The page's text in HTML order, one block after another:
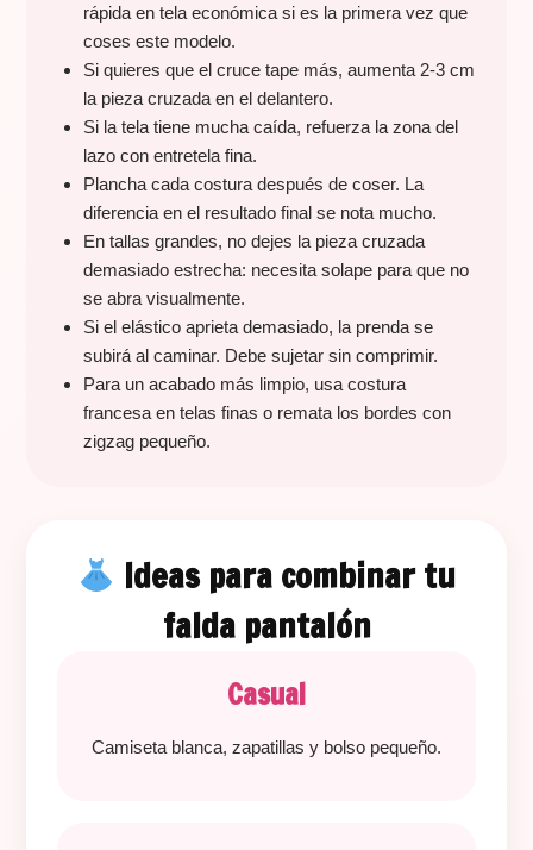
rápida en tela económica si es la primera vez que
coses este modelo.
Si quieres que el cruce tape más, aumenta 2-3 cm
la pieza cruzada en el delantero.
Si la tela tiene mucha caída, refuerza la zona del
lazo con entretela fina.
Plancha cada costura después de coser. La
diferencia en el resultado final se nota mucho.
En tallas grandes, no dejes la pieza cruzada
demasiado estrecha: necesita solape para que no
se abra visualmente.
Si el elástico aprieta demasiado, la prenda se
subirá al caminar. Debe sujetar sin comprimir.
Para un acabado más limpio, usa costura
francesa en telas finas o remata los bordes con
zigzag pequeño.
Ideas para combinar tu
falda pantalón
Casual
Camiseta blanca, zapatillas y bolso pequeño.